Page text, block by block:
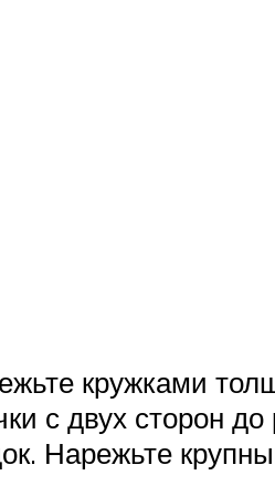
кружками
с двух сторон до
Нарежьте